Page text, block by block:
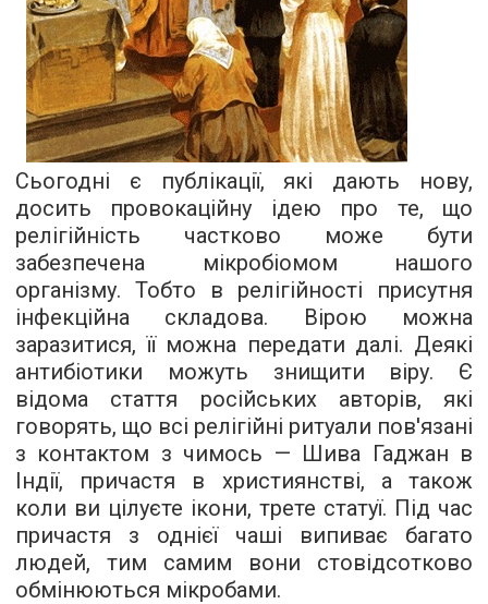
Сьогодні є публікації, які дають нову,
досить провокаційну ідею про те, що
релігійність частково може бути
забезпечена мікробіомом нашого
організму. Тобто в релігійності присутня
інфекційна складова. Вірою можна
заразитися, її можна передати далі. Деякі
антибіотики можуть знищити віру. Є
відома стаття російських авторів, які
говорять, що всі релігійні ритуали пов'язані
з контактом з чимось — Шива Гаджан в
Індії, причастя в християнстві, а також
коли ви цілуєте ікони, трете статуї. Під час
причастя з однієї чаші випиває багато
людей, тим самим вони стовідсотково
обмінюються мікробами.